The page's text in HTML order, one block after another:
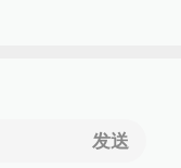
发送